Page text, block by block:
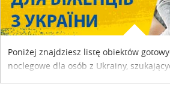
Poniżej znajdziesz listę obiektów
noclegowe dla osób z Ukrainy,